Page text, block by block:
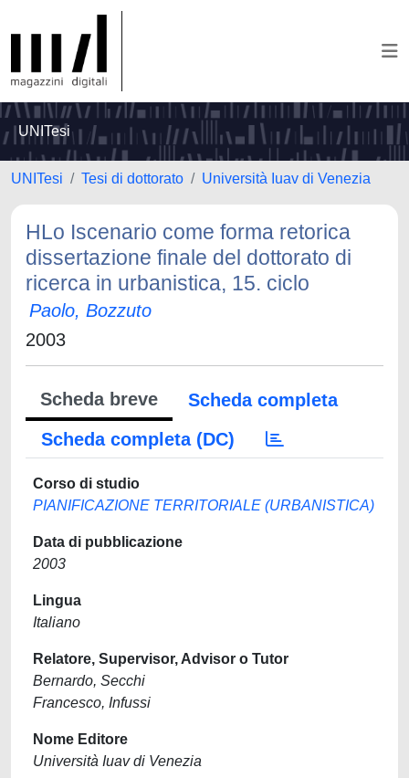
UNITesi
UNITesi Tesi di dottorato Università Iuav di Venezia
HLo Iscenario come forma retorica
dissertazione finale del dottorato di
ricerca in urbanistica, 15. ciclo
Paolo, Bozzuto
2003
Scheda breve
Scheda completa
Scheda completa (DC)
Corso di studio
PIANIFICAZIONE TERRITORIALE (URBANISTICA)
Data di pubblicazione
2003
Lingua
Italiano
Relatore, Supervisor, Advisor o Tutor
Bernardo, Secchi
Francesco, Infussi
Nome Editore
Università Iuav di Venezia